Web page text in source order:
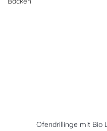
Ofendrillinge mit Bio